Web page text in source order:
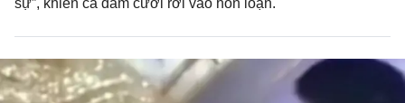
sự”, khiến cả đám cưới rơi vào hỗn loạn.